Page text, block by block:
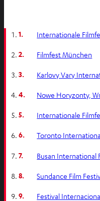
1. Internationale
2. Filmfest München
3. Karlovy Vary
4. Nowe Horyzonty,
5. Internationale
6. Toronto
7. Busan International
8. Sundance Film
9. Festival